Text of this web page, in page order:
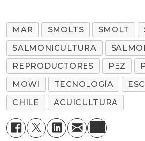
MAR SMOLTS SMOLT
SALMONICULTURA
REPRODUCTORES
PEZ
MOWI
TECNOLOGÍA
CHILE
ACUICULTURA